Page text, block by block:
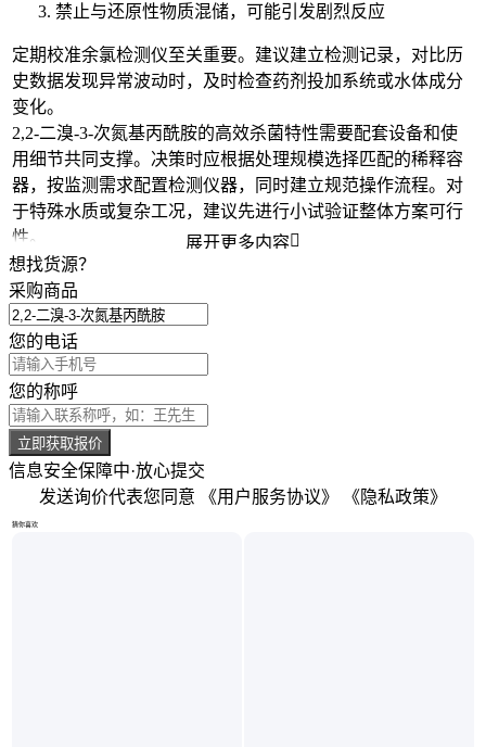
禁止与还原性物质混储，可能引发剧烈反应
定期校准余氯检测仪至关重要。建议建立检测记录，对比历
史数据发现异常波动时，及时检查药剂投加系统或水体成分
变化。
2,2-二溴-3-次氮基丙酰胺的高效杀菌特性需要配套设备和使
用细节共同支撑。决策时应根据处理规模选择匹配的稀释容
器，按监测需求配置检测仪器，同时建立规范操作流程。对
于特殊水质或复杂工况，建议先进行小试验证整体方案可行
性。
展开更多内容
想找货源？
采购商品
您的电话
您的称呼
立即获取报价
信息安全保障中·放心提交
发送询价代表您同意 《用户服务协议》 《隐私政策》
猜你喜欢